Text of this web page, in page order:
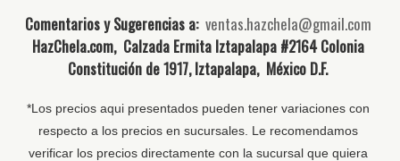
Comentarios y Sugerencias a: ventas.hazchela@gmail.com
HazChela.com, Calzada Ermita Iztapalapa #2164 Colonia
Constitución de 1917, Iztapalapa, México D.F.
*Los precios aqui presentados pueden tener variaciones con
respecto a los precios en sucursales. Le recomendamos
verificar los precios directamente con la sucursal que quiera